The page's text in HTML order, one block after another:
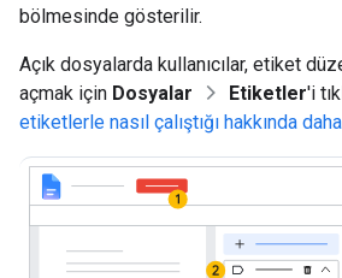
bölmesinde gösterilir.
Açık dosyalarda kullanıcılar, etiket
açmak için Dosyalar Etiketler'i
etiketlerle nasıl çalıştığı hakkında